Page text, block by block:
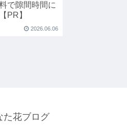
で隙間時間に
PR】
2026.06.06
た花ブログ